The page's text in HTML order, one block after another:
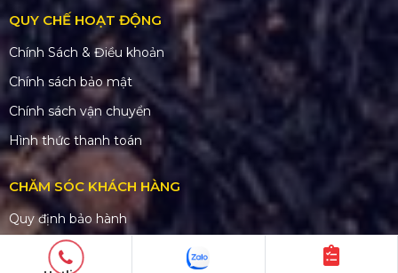
QUY CHẾ HOẠT ĐỘNG
Chính Sách & Điều khoản
Chính sách bảo mật
Chính sách vận chuyển
Hình thức thanh toán
CHĂM SÓC KHÁCH HÀNG
Quy định bảo hành
Chính sách bán hàng